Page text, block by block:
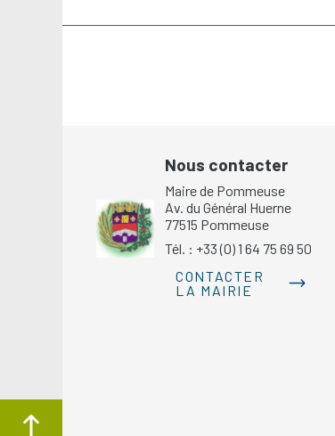
Nous contacter
Maire de Pommeuse
Av. du Général Huerne
77515 Pommeuse
Tél. : +33 (0) 1 64 75 69 50
CONTACTER
LA MAIRIE